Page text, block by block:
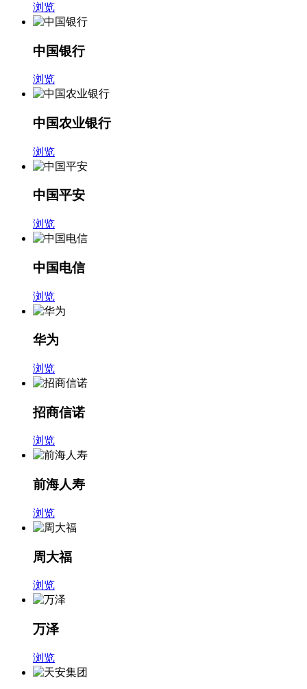
浏览
中国银行
浏览
中国农业银行
浏览
中国平安
浏览
中国电信
浏览
华为
浏览
招商信诺
浏览
前海人寿
浏览
周大福
浏览
万泽
浏览